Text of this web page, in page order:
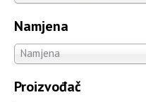
Namjena
Namjena
Proizvođač